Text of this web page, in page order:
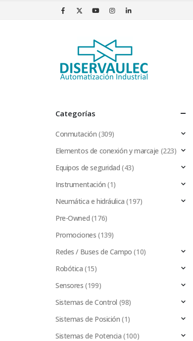
Categorías
Conmutación (309)
Elementos de conexión y marcaje (223)
Equipos de seguridad (43)
Instrumentación (1)
Neumática e hidráulica (197)
Pre-Owned (176)
Promociones (139)
Redes / Buses de Campo (10)
Robótica (15)
Sensores (199)
Sistemas de Control (98)
Sistemas de Posición (1)
Sistemas de Potencia (100)